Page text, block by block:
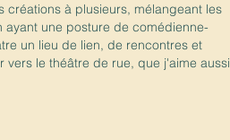
créations à plusieurs, mélangeant les
ayant une posture de comédienne-
un lieu de lien, de rencontres et
vers le théâtre de rue, que j'aime aussi